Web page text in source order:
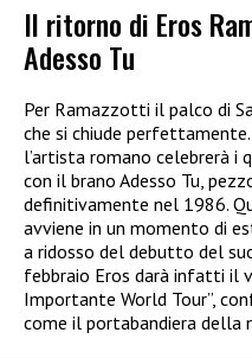
Il ritorno di Eros
Adesso Tu
Per Ramazzotti il palco di
che si chiude
l’artista romano celebrerà i
con il brano Adesso Tu,
definitivamente nel 1986.
avviene in un momento di
a ridosso del debutto del
febbraio Eros darà infatti il
Importante World Tour”,
come il portabandiera della